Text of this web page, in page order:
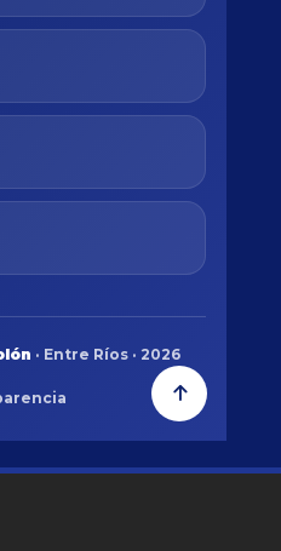
· Entre Ríos · 2026